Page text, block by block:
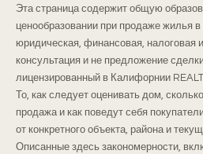
Эта страница содержит общую
ценообразовании при продаже жилья
юридическая, финансовая, налоговая
консультация и не предложение
лицензированный в Калифорнии
То, как следует оценивать дом,
продажа и как поведут себя
от конкретного объекта, района и
Описанные здесь закономерности,